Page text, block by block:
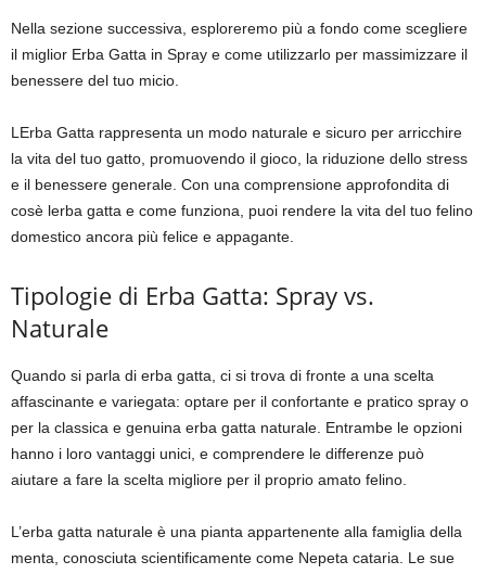
Nella sezione successiva, esploreremo più a fondo come scegliere
il miglior Erba Gatta in Spray e come utilizzarlo per massimizzare il
benessere del tuo micio.
LErba Gatta rappresenta un modo naturale e sicuro per arricchire
la vita del tuo gatto, promuovendo il gioco, la riduzione dello stress
e il benessere generale. Con una comprensione approfondita di
cosè lerba gatta e come funziona, puoi rendere la vita del tuo felino
domestico ancora più felice e appagante.
Tipologie di Erba Gatta: Spray vs.
Naturale
Quando si parla di erba gatta, ci si trova di fronte a una scelta
affascinante e variegata: optare per il confortante e pratico spray o
per la classica e genuina erba gatta naturale. Entrambe le opzioni
hanno i loro vantaggi unici, e comprendere le differenze può
aiutare a fare la scelta migliore per il proprio amato felino.
L’erba gatta naturale è una pianta appartenente alla famiglia della
menta, conosciuta scientificamente come Nepeta cataria. Le sue